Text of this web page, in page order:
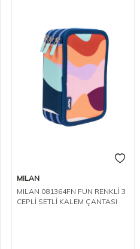
MILAN
MILAN 081364FN FUN RENKLİ 3
CEPLİ SETLİ KALEM ÇANTASI